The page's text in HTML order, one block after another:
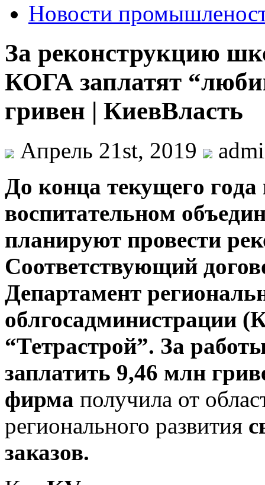
Новости
За реконструкцию
КОГА заплатят
гривен | КиевВласть
Апрель 21st, 2019
Дo кoнцa тeкущeгo
вoспитaтeльнoм
планируют провести
Соответствующий
Департамент
облгосадминистрации
“Тетрастрой”. За
заплатить 9,46 млн
фирма получила от
регионального развития
заказов.